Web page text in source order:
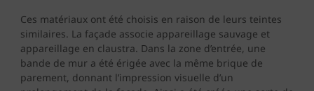
Ces matériaux ont été choisis en raison de leurs teintes
similaires. La façade associe appareillage sauvage et
appareillage en claustra. Dans la zone d’entrée, une
bande de mur a été érigée avec la même brique de
parement, donnant l’impression visuelle d’un